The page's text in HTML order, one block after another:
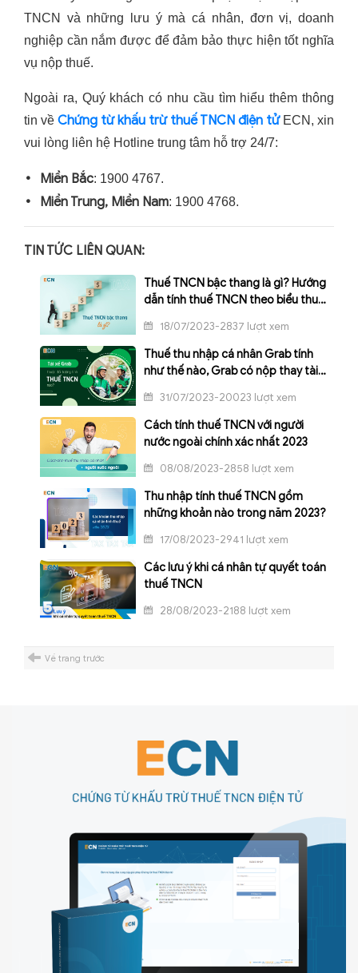
TNCN và những lưu ý mà cá nhân, đơn vị, doanh
nghiệp cần nắm được để đảm bảo thực hiện tốt nghĩa
vụ nộp thuế.
Ngoài ra, Quý khách có nhu cầu tìm hiểu thêm thông
tin về Chứng từ khấu trừ thuế TNCN điện tửECN, xin
vui lòng liên hệ Hotline trung tâm hỗ trợ 24/7:
Miền Bắc: 1900 4767.
Miền Trung, Miền Nam: 1900 4768.
TIN TỨC LIÊN QUAN:
Thuế TNCN bậc thang là gì? Hướng
dẫn tính thuế TNCN theo biểu thuế
18/07/2023-2837 lượt xem
Thuế thu nhập cá nhân Grab tính
như thế nào, Grab có nộp thay tài
31/07/2023-20023 lượt xem
Cách tính thuế TNCN với người
nước ngoài chính xác nhất 2023
08/08/2023-2858 lượt xem
Thu nhập tính thuế TNCN gồm
những khoản nào trong năm 2023?
17/08/2023-2941 lượt xem
Các lưu ý khi cá nhân tự quyết toán
thuế TNCN
28/08/2023-2188 lượt xem
Về trang trước